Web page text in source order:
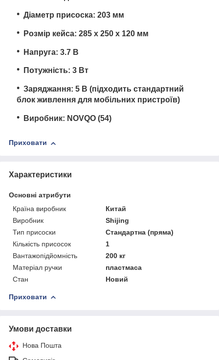
Діаметр присоска: 203 мм
Розмір кейса: 285 x 250 x 120 мм
Напруга: 3.7 В
Потужність: 3 Вт
Заряджання: 5 В (підходить стандартний
блок живлення для мобільних пристроїв)
Виробник: NOVQO (54)
Приховати
Характеристики
Основні атрибути
Країна виробник
Китай
Виробник
Shijing
Тип присоски
Стандартна (пряма)
Кількість присосок
1
Вантажопідйомність
200 кг
Матеріал ручки
пластмаса
Стан
Новий
Приховати
Умови доставки
Нова Пошта